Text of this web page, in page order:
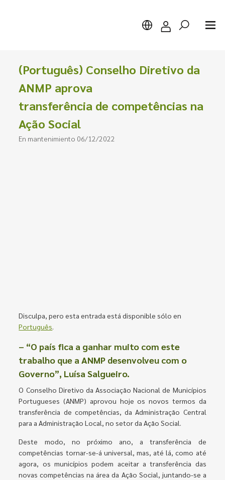
Buscar
(Português) Conselho Diretivo da
ANMP aprova
transferência de competências na
Ação Social
En mantenimiento 06/12/2022
Disculpa, pero esta entrada está disponible sólo en
Português.
– “O país fica a ganhar muito com este
trabalho que a ANMP desenvolveu com o
Governo”, Luísa Salgueiro.
O Conselho Diretivo da Associação Nacional de Municípios
Portugueses (ANMP) aprovou hoje os novos termos da
transferência de competências, da Administração Central
para a Administração Local, no setor da Ação Social.
Deste modo, no próximo ano, a transferência de
competências tornar-se-á universal, mas, até lá, como até
agora, os municípios podem aceitar a transferência das
novas competências na área da Ação Social, juntando-se a